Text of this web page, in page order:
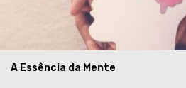
A Essência da Mente